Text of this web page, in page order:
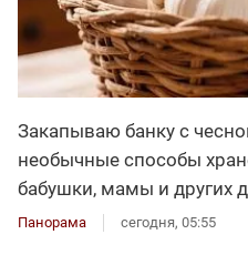
Закапываю банку с
необычные способы
бабушки, мамы и других
Панорама сегодня, 05:55